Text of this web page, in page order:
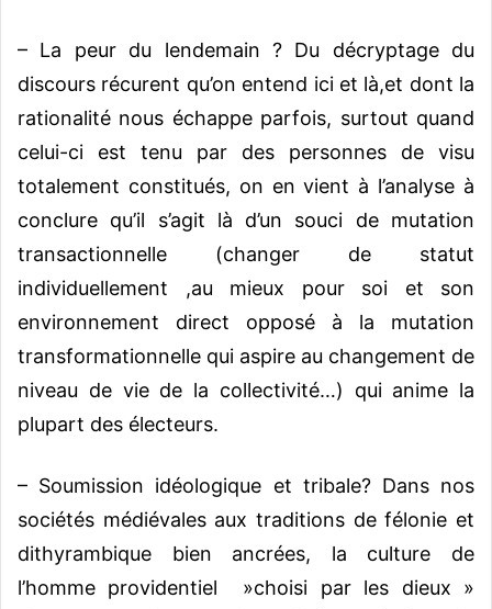
– La peur du lendemain ? Du décryptage du
discours récurent qu’on entend ici et là,et dont la
rationalité nous échappe parfois, surtout quand
celui-ci est tenu par des personnes de visu
totalement constitués, on en vient à l’analyse à
conclure qu’il s’agit là d’un souci de mutation
transactionnelle (changer de statut
individuellement ,au mieux pour soi et son
environnement direct opposé à la mutation
transformationnelle qui aspire au changement de
niveau de vie de la collectivité…) qui anime la
plupart des électeurs.
– Soumission idéologique et tribale? Dans nos
sociétés médiévales aux traditions de félonie et
dithyrambique bien ancrées, la culture de
l’homme providentiel »choisi par les dieux »